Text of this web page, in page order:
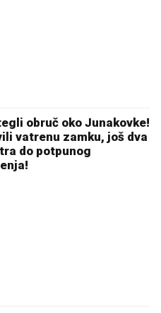
obruč oko Junakovke!
vatrenu zamku, još dva
do potpunog